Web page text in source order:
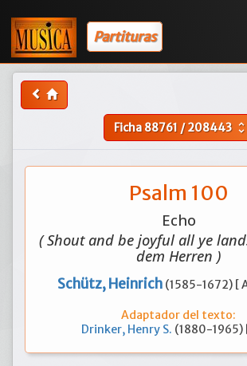
Partituras
Ficha88761/208443 unfold_more
Psalm 100
Echo
( Shout and be joyful all ye
dem Herren )
Schütz, Heinrich (1585-1672) [
Adaptador del texto:
Drinker, Henry S. (1880-1965)